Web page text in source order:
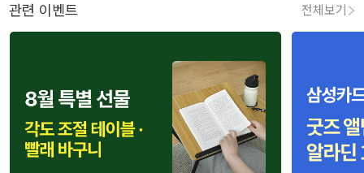
관련 이벤트 전체보기